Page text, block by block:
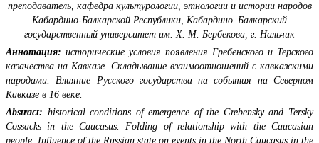
преподаватель, кафедра культурологии, этнологии и истории народов
Кабардино-Балкарской Республики, Кабардино–Балкарский
государственный университет им. Х. М. Бербекова, г. Нальчик
Аннотация: исторические условия появления Гребенского и Терского
казачества на Кавказе. Складывание взаимоотношений с кавказскими
народами. Влияние Русского государства на события на Северном
Кавказе в 16 веке.
Abstract: historical conditions of emergence of the Grebensky and Tersky
Cossacks in the Caucasus. Folding of relationship with the Caucasian
people. Influence of the Russian state on events in the North Caucasus in the